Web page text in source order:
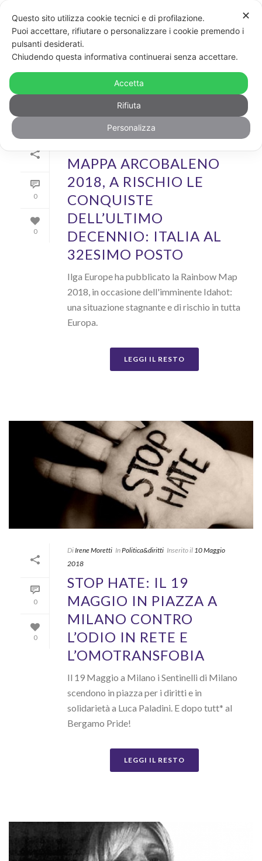
ARCHIVIO
0
0
MAPPA ARCOBALENO
2018, A RISCHIO LE
CONQUISTE
DELL’ULTIMO
DECENNIO: ITALIA AL
32ESIMO POSTO
Ilga Europe ha pubblicato la Rainbow Map
2018, in occasione dell'imminente Idahot:
una situazione stagnante e di rischio in tutta
Europa.
LEGGI IL RESTO
0
0
DiIrene Moretti InPolitica&diritti Inserito il 10 Maggio
2018
STOP HATE: IL 19
MAGGIO IN PIAZZA A
MILANO CONTRO
L’ODIO IN RETE E
L’OMOTRANSFOBIA
Il 19 Maggio a Milano i Sentinelli di Milano
scendono in piazza per i diritti e in
solidarietà a Luca Paladini. E dopo tutt* al
Bergamo Pride!
LEGGI IL RESTO
✕
Questo sito utilizza cookie tecnici e di profilazione.
Puoi accettare, rifiutare o personalizzare i cookie premendo i
pulsanti desiderati.
Chiudendo questa informativa continuerai senza accettare.
Accetta
Rifiuta
Personalizza